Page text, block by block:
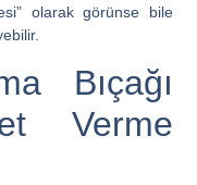
olarak görünse bile
Bıçağı
Verme